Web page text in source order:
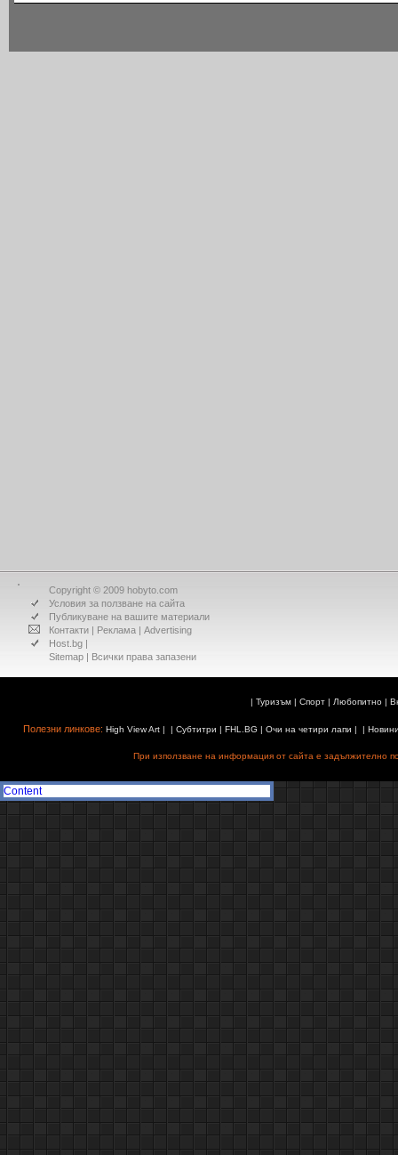
Copyright © 2009 hobyto.com
Условия за ползване на сайта
Публикуване на вашите материали
Контакти | Реклама | Advertising
Host.bg |
Sitemap | Всички права запазени
| Туризъм| Спорт| Любопитно|
Полезни линкове: High View Art| | Субтитри | FHL.BG | Очи на четири лапи | |
При използване на информация от сайта е задължително
Content